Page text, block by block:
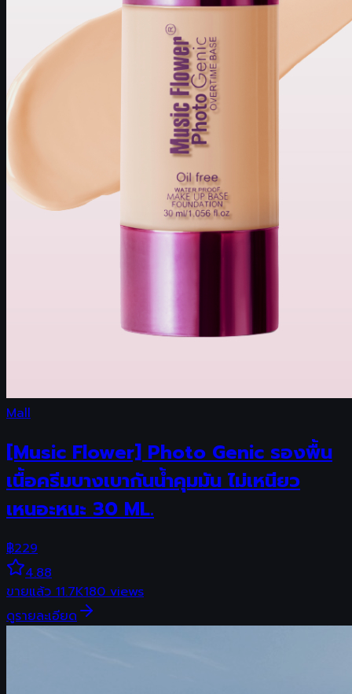
Mall
[Music Flower] Photo Genic รองพื้น
เนื้อครีมบางเบากันน้ำคุมมัน ไม่เหนียว
เหนอะหนะ 30 ML.
฿229
4.88
ขายแล้ว11.7K180views
ดูรายละเอียด